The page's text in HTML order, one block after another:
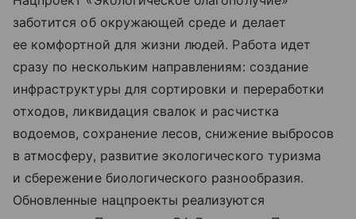
заботится об окружающей среде и делает
ее комфортной для жизни людей. Работа идет
сразу по нескольким направлениям: создание
инфраструктуры для сортировки и переработки
отходов, ликвидация свалок и расчистка
водоемов, сохранение лесов, снижение выбросов
в атмосферу, развитие экологического туризма
и сбережение биологического разнообразия.
Обновленные нацпроекты реализуются